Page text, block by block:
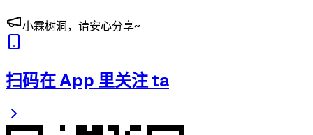
小霖树洞，请安心分享~
扫码在 App 里关注 ta